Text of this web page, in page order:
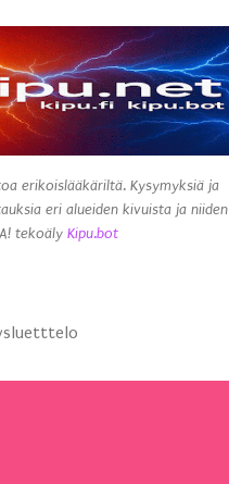
Siirry pääsisältöön
erikoislääkäriltä. Kysymyksiä ja
eri alueiden kivuista ja niiden
tekoäly Kipu.bot